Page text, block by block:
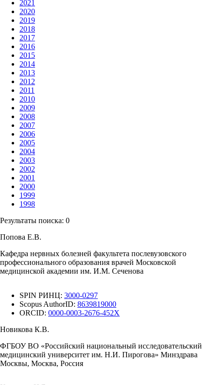
2021
2020
2019
2018
2017
2016
2015
2014
2013
2012
2011
2010
2009
2008
2007
2006
2005
2004
2003
2002
2001
2000
1999
1998
Результаты поиска: 0
Попова Е.В.
Кафедра нервных болезней факультета послевузовского
профессионального образования врачей Московской
медицинской академии им. И.М. Сеченова
SPIN РИНЦ: 3000-0297
Scopus AuthorID: 8639819000
ORCID: 0000-0003-2676-452X
Новикова К.В.
ФГБОУ ВО «Российский национальный исследовательский
медицинский университет им. Н.И. Пирогова» Минздрава
Москвы, Москва, Россия